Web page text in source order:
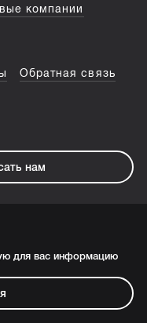
компании
Обратная связь
нам
для вас информацию